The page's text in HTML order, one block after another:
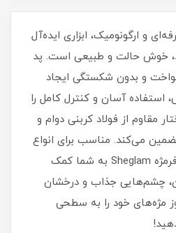
و ارگونومیک، ابزاری ایده‌آل
خوش‌ حالت و طبیعی است. پد
و بدون شکستگی ایجاد
آسان و کنترل کامل را
مقاوم از فولاد کربنی دوام و
می‌کند. مناسب برای انواع
مژه‌ها و استفاده روزانه، فرمژه Sheglam به شما کمک
چشم‌هایی جذاب و درخشان
مژه‌های خود را به سطحی